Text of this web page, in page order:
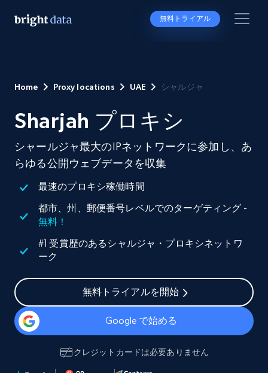
無料トライアル
Home Proxy locations UAE シャルジャ
Sharjah プロキシ
シャールジャ最大のIPネットワークに参加し、あ
らゆる公開ウェブデータを収集
最速のプロキシ稼働時間
都市、州、郵便番号レベルでのターゲティング -
無料！
#1 受賞歴のあるシャルジャ・プロキシネットワ
ーク
無料トライアルを開始
Google で始める
クレジットカードは必要ありません